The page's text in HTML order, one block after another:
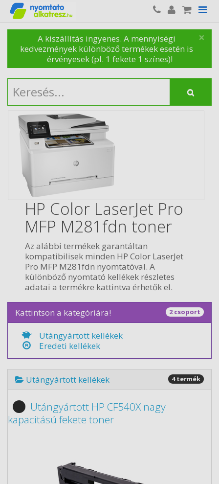
×
A kiszállítás ingyenes. A mennyiségi
kedvezmények különböző termékek esetén is
érvényesek (pl. 1 fekete 1 színes)!
HP Color LaserJet Pro
MFP M281fdn toner
Az alábbi termékek garantáltan
kompatibilisek minden HP Color LaserJet
Pro MFP M281fdn nyomtatóval. A
különböző nyomtató kellékek részletes
adatai a termékre kattintva érhetők el.
Kattintson a kategóriára! 2 csoport
Utángyártott kellékek
Eredeti kellékek
Utángyártott kellékek 4 termék
Utángyártott HP CF540X nagy
kapacitású fekete toner